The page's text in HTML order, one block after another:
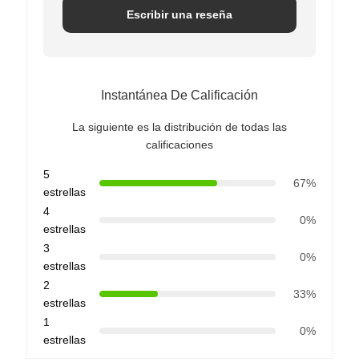
Escribir una reseña
Instantánea De Calificación
La siguiente es la distribución de todas las
calificaciones
5
estrellas
67%
4
estrellas
0%
3
estrellas
0%
2
estrellas
33%
1
estrellas
0%